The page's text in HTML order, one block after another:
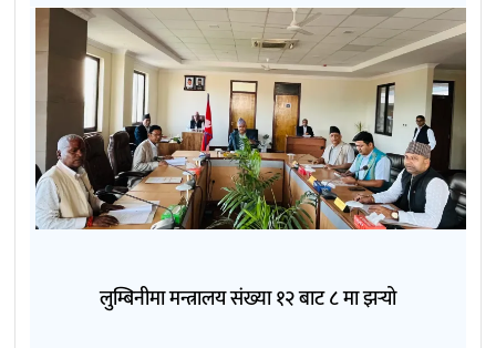
लुम्बिनीमा मन्त्रालय संख्या १२ बाट ८ मा झर्‍यो